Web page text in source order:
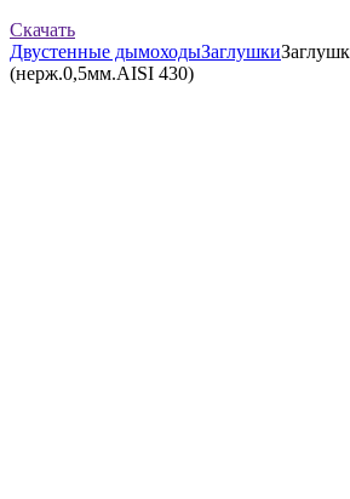
Скачать
Двустенные дымоходыЗаглушки
(нерж.0,5мм.AISI 430)